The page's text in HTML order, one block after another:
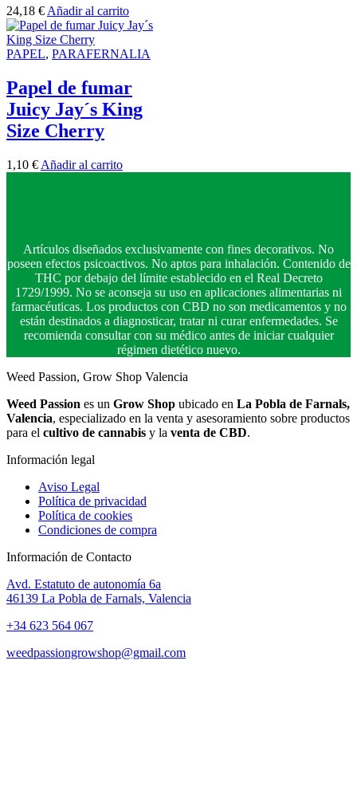
24,18 € Añadir al carrito
PAPEL, PARAFERNALIA
Papel de fumar
Juicy Jay´s King
Size Cherry
1,10 € Añadir al carrito
Artículos diseñados exclusivamente con fines decorativos. No
poseen efectos psicoactivos. No aptos para inhalación. Contenido de
THC por debajo del límite establecido en el Real Decreto
1729/1999. No se aconseja su uso en aplicaciones alimentarias ni
farmacéuticas. Los productos con CBD no son medicamentos y no
están destinados a diagnosticar, tratar ni curar enfermedades. Se
recomienda consultar con su médico antes de iniciar cualquier
régimen dietético nuevo.
Weed Passion, Grow Shop Valencia
Weed Passion es un Grow Shop ubicado en La Pobla de Farnals,
Valencia, especializado en la venta y asesoramiento sobre productos
para el cultivo de cannabis y la venta de CBD.
Información legal
Aviso Legal
Política de privacidad
Política de cookies
Condiciones de compra
Información de Contacto
Avd. Estatuto de autonomía 6a
46139 La Pobla de Farnals, Valencia
+34 623 564 067
weedpassiongrowshop@gmail.com